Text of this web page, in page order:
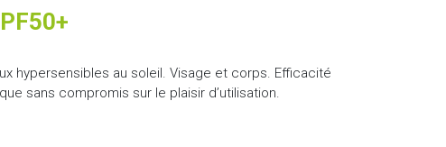
hypersensibles au soleil. Visage et corps. Efficacité
sans compromis sur le plaisir d’utilisation.